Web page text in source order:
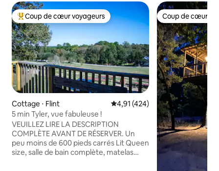
Coups de cœur voyageurs les plus appréciés
Coup de cœur voyageurs
Cottage ⋅ Flint Évaluation moyenne sur la
4,91 (424)
5 min Tyler, vue fabuleuse !
VEUILLEZ LIRE LA DESCRIPTION
COMPLÈTE AVANT DE RÉSERVER. Un
peu moins de 600 pieds carrés Lit Queen
size, salle de bain complète, matelas
Coup de cœur
Coup de cœur